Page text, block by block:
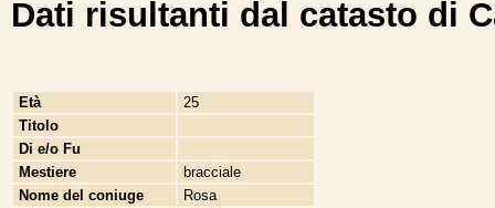
Dati risultanti dal catasto di
Età
25
Titolo
Di e/o Fu
Mestiere
bracciale
Nome del coniuge
Rosa